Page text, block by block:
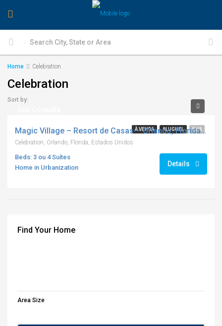
Home Celebration
Celebration
Sort by:
À VENDA ALUGUEL EUAMagic Village – Resort de Casas – Orlando, Florida, USA
Celebration, Orlando, Florida, Estados Unidos
Beds: 3 ou 4 Suítes
Home in Urbanization
Details
Find Your Home
Area Size